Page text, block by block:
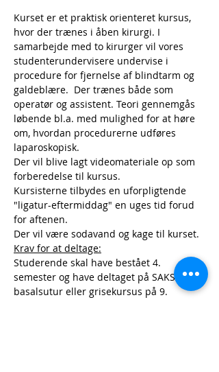
Kurset er et praktisk orienteret kursus,
hvor der trænes i åben kirurgi. I
samarbejde med to kirurger vil vores
studenterundervisere undervise i
procedure for fjernelse af blindtarm og
galdeblære.  Der trænes både som
operatør og assistent. Teori gennemgås
løbende bl.a. med mulighed for at høre
om, hvordan procedurerne udføres
laparoskopisk.
Der vil blive lagt videomateriale op som
forberedelse til kursus.
Kursisterne tilbydes en uforpligtende
"ligatur-eftermiddag" en uges tid forud
for aftenen.
Der vil være sodavand og kage til kurset.
Krav for at deltage:
Studerende skal have bestået 4.
semester og have deltaget på SAKS
basalsutur eller grisekursus på 9.